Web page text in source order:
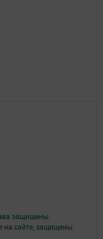
защищены.
сайте, защищены